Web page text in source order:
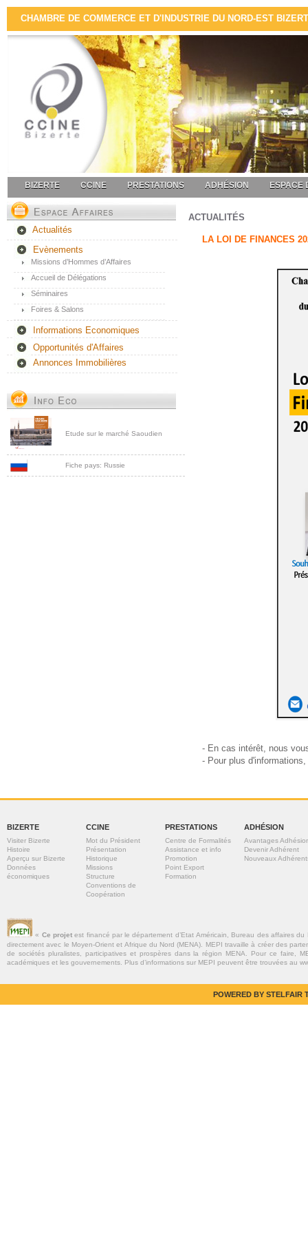
CHAMBRE DE COMMERCE ET D'INDUSTRIE DU NORD-EST
BIZERTE CCINE PRESTATIONS ADHÉSION ESPACE
Actualités
Evènements
Missions d’Hommes d’Affaires
Accueil de Délégations
Séminaires
Foires & Salons
Informations Economiques
Opportunités d'Affaires
Annonces Immobilières
Etude sur le marché Saoudien
Fiche pays: Russie
ACTUALITÉS
LA LOI DE FINANCES
- En cas intérêt, nous
- Pour plus
BIZERTE
Visiter Bizerte
Histoire
Aperçu sur Bizerte
Données
économiques
CCINE
Mot du Président
Présentation
Historique
Missions
Structure
Conventions de
Coopération
PRESTATIONS
Centre de Formalités
Assistance et info
Promotion
Point Export
Formation
ADHÉSION
Avantages
Devenir Adhérent
Nouveaux
« Ce projetest financé par le département d’Etat Américain, Bureau des affaires
directement avec le Moyen-Orient et Afrique du Nord (MENA). MEPI travaille à créer des
de sociétés pluralistes, participatives et prospères dans la région MENA. Pour ce faire,
académiques et les gouvernements. Plus d’informations sur MEPI peuvent être trouvées au
POWERED BY STELFAIR